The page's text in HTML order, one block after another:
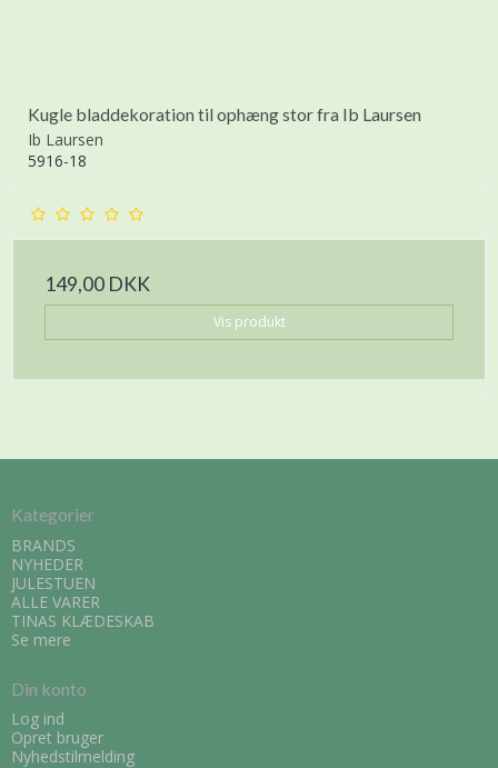
Kugle bladdekoration til ophæng stor fra Ib Laursen
Ib Laursen
5916-18
149,00 DKK
Vis produkt
Kategorier
BRANDS
NYHEDER
JULESTUEN
ALLE VARER
TINAS KLÆDESKAB
Se mere
Din konto
Log ind
Opret bruger
Nyhedstilmelding